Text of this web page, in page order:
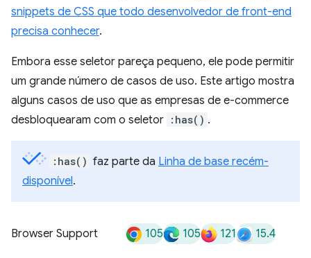
snippets de CSS que todo desenvolvedor de front-end
precisa conhecer.
Embora esse seletor pareça pequeno, ele pode permitir
um grande número de casos de uso. Este artigo mostra
alguns casos de uso que as empresas de e-commerce
desbloquearam com o seletor :has() .
:has() faz parte da Linha de base recém-
disponível.
Browser Support 105 105 121 15.4